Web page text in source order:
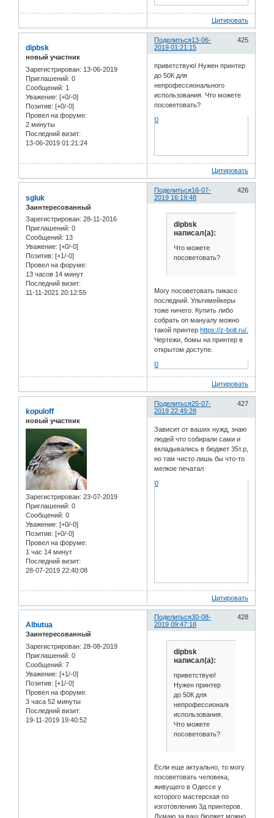
Цитировать
Поделиться 425
13-06-
2019 01:21:15
dipbsk
новый участник
Зарегистрирован: 13-06-2019
Приглашений: 0
Сообщений: 1
Уважение: [+0/-0]
Позитив: [+0/-0]
Провел на форуме:
2 минуты
Последний визит:
13-06-2019 01:21:24
приветствую! Нужен принтер
до 50К для
непрофессионального
использования. Что можете
посоветовать?
0
Цитировать
Поделиться 426
16-07-
2019 16:19:48
sgluk
Заинтересованный
Зарегистрирован: 28-11-2016
Приглашений: 0
Сообщений: 13
Уважение: [+0/-0]
Позитив: [+1/-0]
Провел на форуме:
13 часов 14 минут
Последний визит:
11-11-2021 20:12:55
dipbsk
написал(а):
Что можете
посоветовать?
Могу посоветовать пикасо
последний. Ультимейкеры
тоже ничего. Купить либо
собрать оп мануалу можно
такой принтер https://z-bolt.ru/.
Чертежи, бомы на принтер в
открытом доступе.
0
Цитировать
Поделиться 427
25-07-
2019 22:49:28
kopuloff
новый участник
Зарегистрирован: 23-07-2019
Приглашений: 0
Сообщений: 0
Уважение: [+0/-0]
Позитив: [+0/-0]
Провел на форуме:
1 час 14 минут
Последний визит:
28-07-2019 22:40:08
Зависит от ваших нужд, знаю
людей что собирали сами и
вкладывались в бюджет 35т.р,
но там чисто лишь бы что-то
мелкое печатал
0
Цитировать
Поделиться 428
30-08-
2019 09:47:18
Albutua
Заинтересованный
Зарегистрирован: 28-08-2019
Приглашений: 0
Сообщений: 7
Уважение: [+1/-0]
Позитив: [+1/-0]
Провел на форуме:
3 часа 52 минуты
Последний визит:
19-11-2019 19:40:52
dipbsk
написал(а):
приветствую!
Нужен принтер
до 50К для
непрофессионального
использования.
Что можете
посоветовать?
Если еще актуально, то могу
посоветовать человека,
живущего в Одессе у
которого мастерская по
изготовлению 3д принтеров.
Думаю за ваш бюджет можно